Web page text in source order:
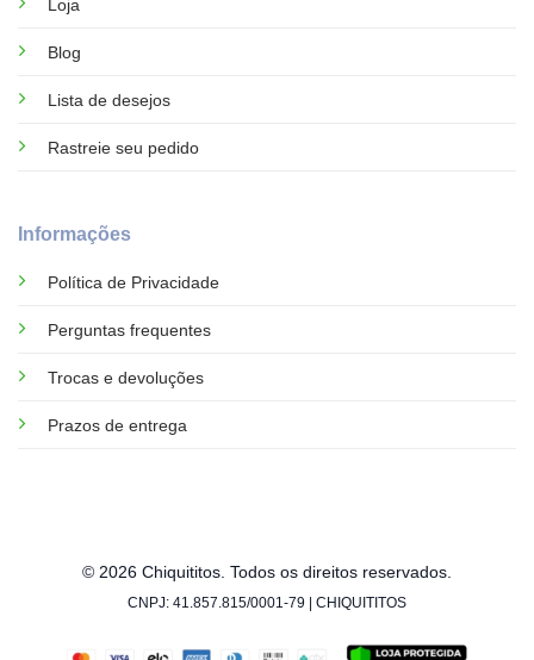
Loja
Blog
Lista de desejos
Rastreie seu pedido
Informações
Política de Privacidade
Perguntas frequentes
Trocas e devoluções
Prazos de entrega
© 2026 Chiquititos. Todos os direitos reservados.
CNPJ: 41.857.815/0001-79 | CHIQUITITOS